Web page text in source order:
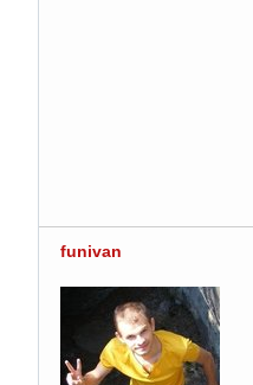
funivan